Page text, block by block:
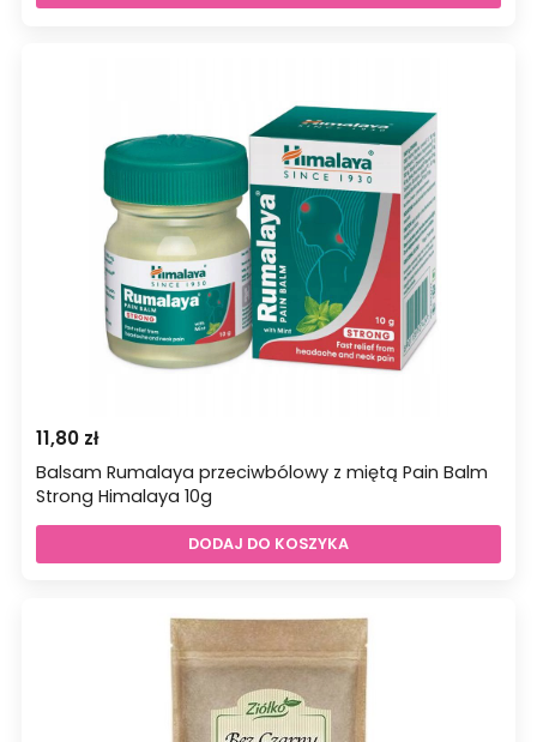
11,80 zł
Balsam Rumalaya przeciwbólowy z miętą Pain Balm
Strong Himalaya 10g
DODAJ DO KOSZYKA